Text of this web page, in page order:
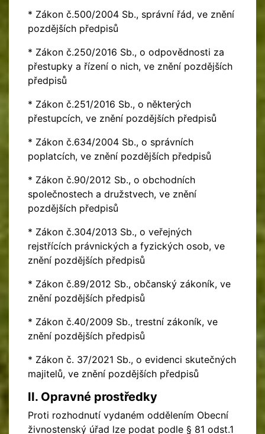
* Zákon č.500/2004 Sb., správní řád, ve znění
pozdějších předpisů
* Zákon č.250/2016 Sb., o odpovědnosti za
přestupky a řízení o nich, ve znění pozdějších
předpisů
* Zákon č.251/2016 Sb., o některých
přestupcích, ve znění pozdějších předpisů
* Zákon č.634/2004 Sb., o správních
poplatcích, ve znění pozdějších předpisů
* Zákon č.90/2012 Sb., o obchodních
společnostech a družstvech, ve znění
pozdějších předpisů
* Zákon č.304/2013 Sb., o veřejných
rejstřících právnických a fyzických osob, ve
znění pozdějších předpisů
* Zákon č.89/2012 Sb., občanský zákoník, ve
znění pozdějších předpisů
* Zákon č.40/2009 Sb., trestní zákoník, ve
znění pozdějších předpisů
* Zákon č. 37/2021 Sb., o evidenci skutečných
majitelů, ve znění pozdějších předpisů
II. Opravné prostředky
Proti rozhodnutí vydaném oddělením Obecní
živnostenský úřad lze podat podle § 81 odst.1